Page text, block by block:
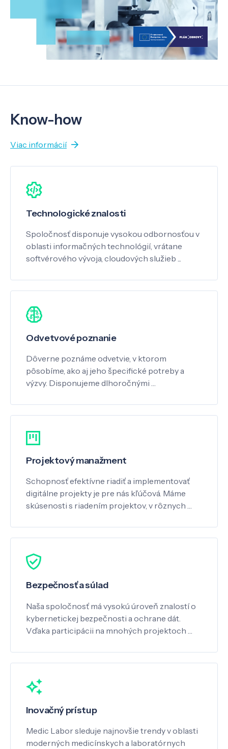
Know-how
Viac informácií
Technologické znalosti
Spoločnosť disponuje vysokou odbornosťou v
oblasti informačných technológií, vrátane
softvérového vývoja, cloudových služieb ...
Odvetvové poznanie
Dôverne poznáme odvetvie, v ktorom
pôsobíme, ako aj jeho špecifické potreby a
výzvy. Disponujeme dlhoročnými …
Projektový manažment
Schopnosť efektívne riadiť a implementovať
digitálne projekty je pre nás kľúčová. Máme
skúsenosti s riadením projektov, v rôznych …
Bezpečnosť a súlad
Naša spoločnosť má vysokú úroveň znalostí o
kybernetickej bezpečnosti a ochrane dát.
Vďaka participácii na mnohých projektoch …
Inovačný prístup
Medic Labor sleduje najnovšie trendy v oblasti
moderných medicínskych a laboratórnych